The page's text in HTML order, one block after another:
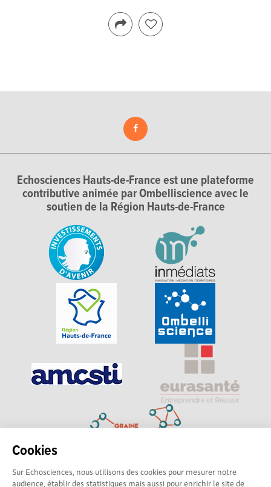
Cookies
Sur Echosciences, nous utilisons des cookies pour mesurer notre
audience, établir des statistiques mais aussi pour enrichir le site de
Echosciences Hauts-de-France est une plateforme
contributive animée par Ombelliscience avec le
soutien de la Région Hauts-de-France
Explorer, s’exprimer, rentrer en contact : Echosciences